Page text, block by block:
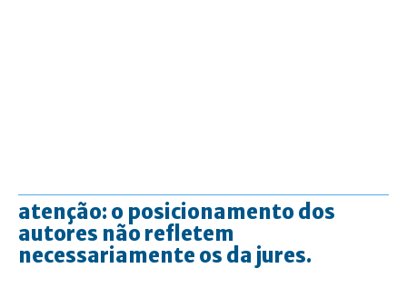
atenção: o posicionamento dos
autores não refletem
necessariamente os da jures.